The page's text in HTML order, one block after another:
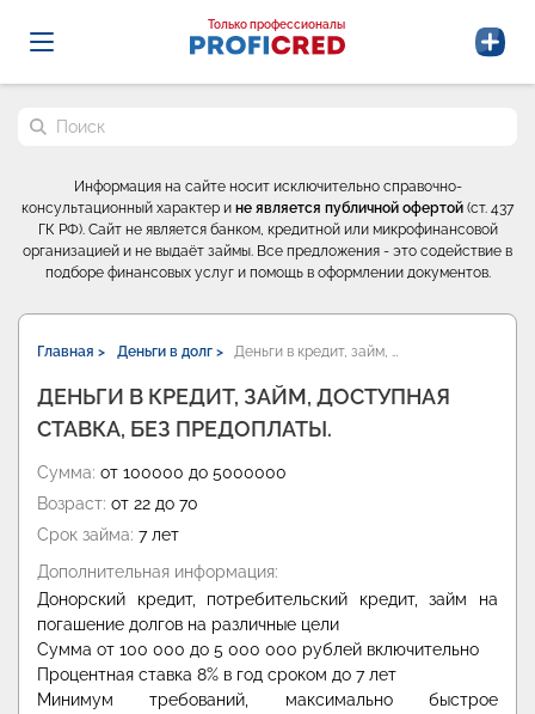
Probrokery - Только профессионалы
Только профессионалы
Поиск по сайту
Информация на сайте носит исключительно справочно-
консультационный характер и не является публичной офертой (ст. 437
ГК РФ). Сайт не является банком, кредитной или микрофинансовой
организацией и не выдаёт займы. Все предложения - это содействие в
подборе финансовых услуг и помощь в оформлении документов.
Главная > Деньги в долг > Деньги в кредит, займ, …
ДЕНЬГИ В КРЕДИТ, ЗАЙМ, ДОСТУПНАЯ
СТАВКА, БЕЗ ПРЕДОПЛАТЫ.
Сумма: от 100000 до 5000000
Возраст: от 22 до 70
Срок займа: 7 лет
Дополнительная информация:
Донорский кредит, потребительский кредит, займ на
погашение долгов на различные цели
Сумма от 100 000 до 5 000 000 рублей включительно
Процентная ставка 8% в год сроком до 7 лет
Минимум требований, максимально быстрое